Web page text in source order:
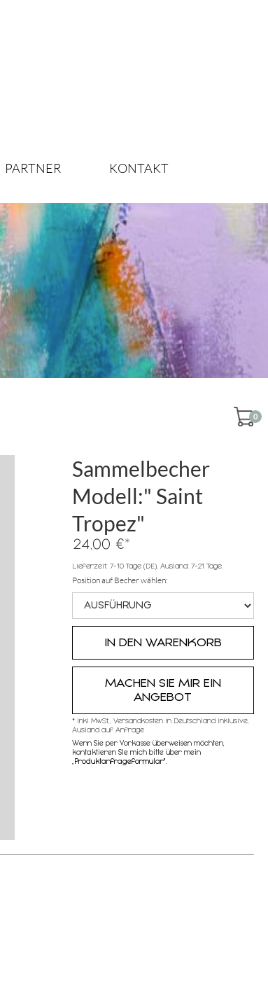
PARTNER KONTAKT
0
Sammelbecher
Modell:" Saint
Tropez"
24,00 €*
Lieferzeit: 7-10 Tage (DE), Ausland: 7-21 Tage.
Position auf Becher wählen:
MACHEN SIE MIR EIN
ANGEBOT
* inkl MwSt,, Versandkosten in Deutschland inklusive,
Ausland auf Anfrage
Wenn Sie per Vorkasse überweisen möchten,
kontaktieren SIe mich bitte über mein
Produktanfrageformular"